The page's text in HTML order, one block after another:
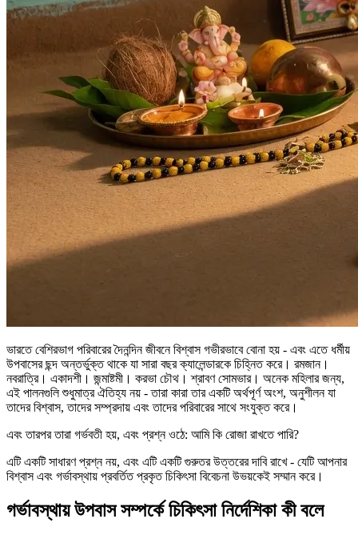
ভারতে বেশিরভাগ পরিবারের দৈনন্দিন জীবনে বিশ্বাস গভীরভাবে বোনা হয় - এবং এতে ধর্মীয়
উপবাসের ছন্দ অন্তর্ভুক্ত থাকে যা সারা বছর ক্যালেন্ডারকে চিহ্নিত করে। রমজান।
নবরাত্রি। একাদশী। জন্মাষ্টমী। করভা চৌথ। শ্রাবণ সোমভার। অনেক মহিলার জন্য,
এই পালনগুলি শুধুমাত্র ঐতিহ্য নয় - তারা কারা তার একটি অর্থপূর্ণ অংশ, অনুশীলন যা
তাদের বিশ্বাস, তাদের সম্প্রদায় এবং তাদের পরিবারের সাথে সংযুক্ত করে।
এবং তারপর তারা গর্ভবতী হয়, এবং প্রশ্ন ওঠে: আমি কি রোজা রাখতে পারি?
এটি একটি সাধারণ প্রশ্ন নয়, এবং এটি একটি গুরুতর উত্তরের দাবি রাখে - যেটি আপনার
বিশ্বাস এবং গর্ভাবস্থায় প্রবর্তিত প্রকৃত চিকিৎসা বিবেচনা উভয়কেই সম্মান করে।
গর্ভাবস্থায় উপবাস সম্পর্কে চিকিৎসা নির্দেশিকা কী বলে